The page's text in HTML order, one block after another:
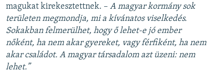
magukat kirekesztettnek. – A magyar kormány sok
területen megmondja, mi a kívánatos viselkedés.
Sokakban felmerülhet, hogy ő lehet-e jó ember
nőként, ha nem akar gyereket, vagy férfiként, ha nem
akar családot. A magyar társadalom azt üzeni: nem
lehet.”